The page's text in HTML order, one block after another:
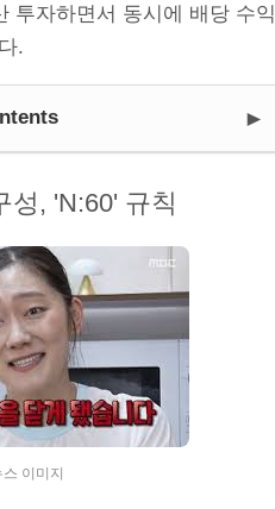
투자하면서 동시에 배당 수익
.
►
성, 'N:60' 규칙
이미지